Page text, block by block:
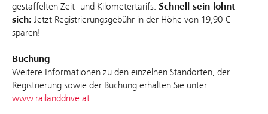
gestaffelten Zeit- und Kilometertarifs. Schnell sein lohnt
sich: Jetzt Registrierungsgebühr in der Höhe von 19,90 €
sparen!
Buchung
Weitere Informationen zu den einzelnen Standorten, der
Registrierung sowie der Buchung erhalten Sie unter
www.railanddrive.at.